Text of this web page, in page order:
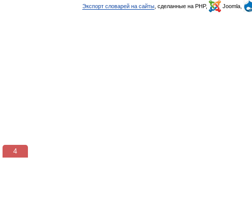
Экспорт словарей на сайты , сделанные на PHP, Joomla,
3